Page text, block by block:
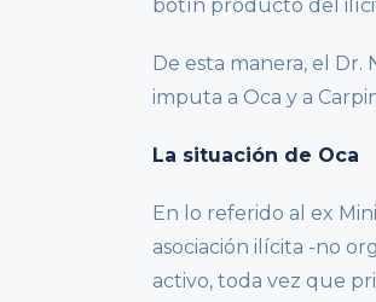
botín producto del
De esta manera, el
imputa a Oca y a
La situación de Oca
En lo referido al ex
asociación ilícita -no
activo, toda vez que